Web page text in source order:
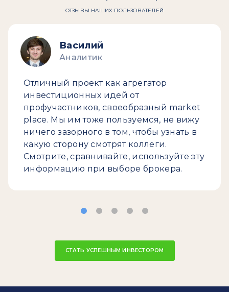
ОТЗЫВЫ НАШИХ ПОЛЬЗОВАТЕЛЕЙ
Василий
Аналитик
Отличный проект как агрегатор
инвестиционных идей от
профучастников, своеобразный market
place. Мы им тоже пользуемся, не вижу
ничего зазорного в том, чтобы узнать в
какую сторону смотрят коллеги.
Смотрите, сравнивайте, используйте эту
информацию при выборе брокера.
СТАТЬ УСПЕШНЫМ ИНВЕСТОРОМ